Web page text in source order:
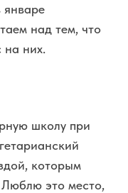
январе
над тем, что
на них.
школу при
которым
это место,